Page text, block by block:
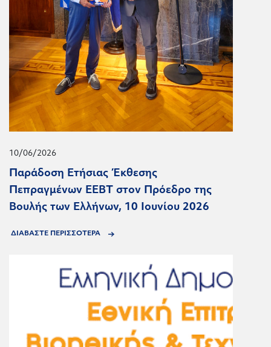
10/06/2026
Παράδοση Ετήσιας Έκθεσης
Πεπραγμένων ΕΕΒΤ στον Πρόεδρο της
Βουλής των Ελλήνων, 10 Ιουνίου 2026
ΔΙΑΒΑΣΤΕ ΠΕΡΙΣΣΟΤΕΡΑ